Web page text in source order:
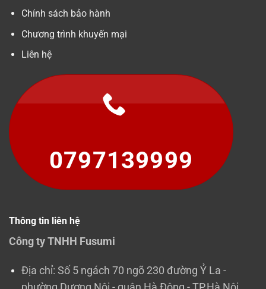
Chính sách bảo hành
Chương trình khuyến mại
Liên hệ
0797139999
Thông tin liên hệ
Công ty TNHH Fusumi
Địa chỉ: Số 5 ngách 70 ngõ 230 đường Ỷ La -